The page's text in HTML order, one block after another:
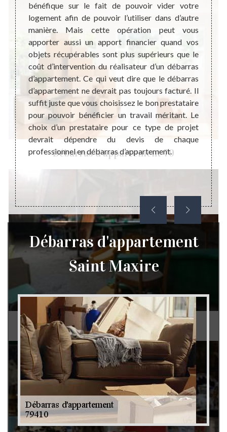
Débarras d'appartement 79
Débarras de grenier et cave 79
en
va
qui
mais
son
de
une
à
à
bénéfique sur le fait de pouvoir vider votre
logement afin de pouvoir l’utiliser dans d’autre
manière. Mais cette opération peut vous
apporter aussi un apport financier quand vos
objets récupérables sont plus supérieurs que le
coût d’intervention du réalisateur d’un débarras
d’appartement. Ce qui veut dire que le débarras
d’appartement ne devrait pas toujours facturé. Il
suffit juste que vous choisissez le bon prestataire
pour pouvoir bénéficier un travail méritant. Le
choix d’un prestataire pour ce type de projet
devrait dépendre du devis de chaque
professionnel en débarras d’appartement.
qui
lieu
la
de
Débarras d'appartement
Saint Maxire